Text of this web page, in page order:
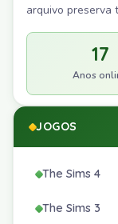
arquivo preserva
17
Anos
JOGOS
The Sims 4
The Sims 3